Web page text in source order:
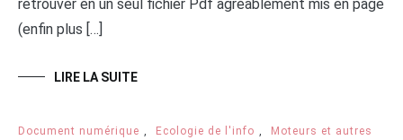
retrouver en un seul fichier Pdf agréablement mis en page
(enfin plus […]
LIRE LA SUITE
Document numérique Ecologie de l'info
Moteurs et autres